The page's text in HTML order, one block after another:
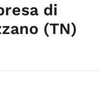
di
(TN)